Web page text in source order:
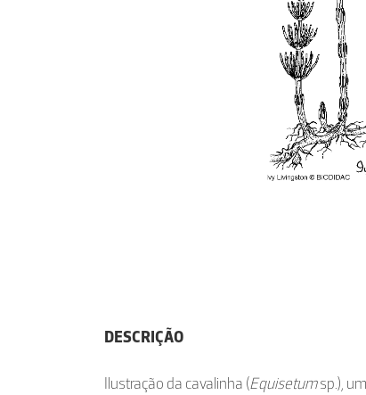
DESCRIÇÃO
Ilustração da cavalinha (Equisetumsp.),